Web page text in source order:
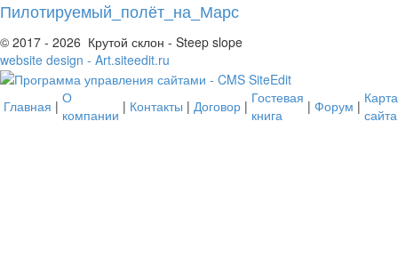
Пилотируемый_полёт_на_Марс
© 2017 - 2026 Крутой склон - Steep slope
website design - Art.siteedit.ru
Главная | О
компании | Контакты | Договор | Гостевая
книга
| Форум | Карта
сайта